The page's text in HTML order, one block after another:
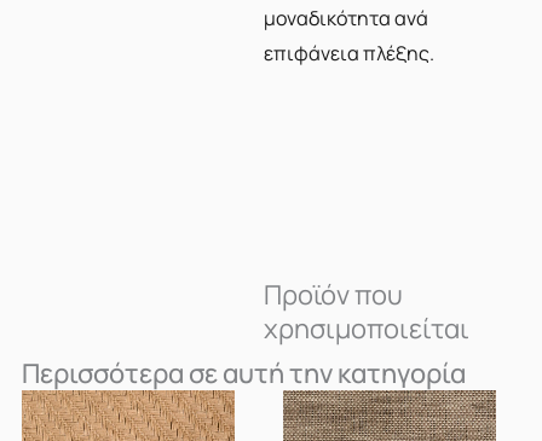
μοναδικότητα ανά
επιφάνεια πλέξης.
Προϊόν που
χρησιμοποιείται
Περισσότερα σε αυτή την κατηγορία